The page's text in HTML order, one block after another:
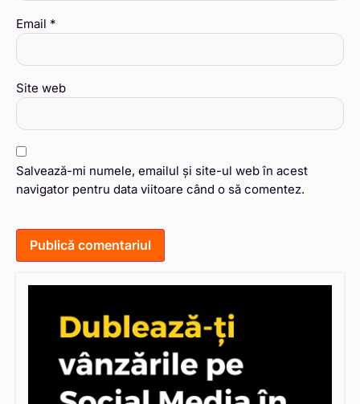
Email *
Site web
Salvează-mi numele, emailul și site-ul web în acest
navigator pentru data viitoare când o să comentez.